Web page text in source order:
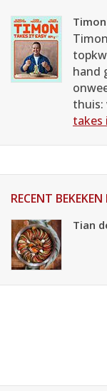
hand
thuis:
takes
RECENT BEKEKEN
Tian